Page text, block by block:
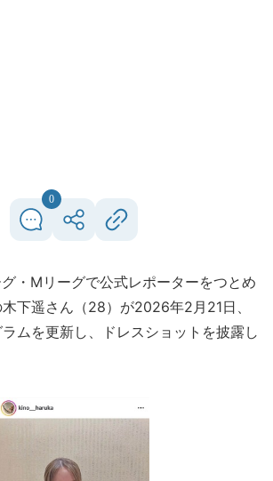
0
・Mリーグで公式レポーターをつとめ
下遥さん（28）が2026年2月21日、
ムを更新し、ドレスショットを披露し